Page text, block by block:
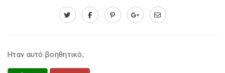
Ηταν αυτό βοηθητικό;